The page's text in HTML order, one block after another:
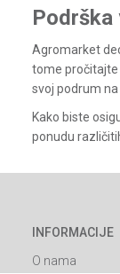
Agromarket
tome pročitajte
svoj podrum
Kako biste
ponudu
INFORMACIJE
O nama